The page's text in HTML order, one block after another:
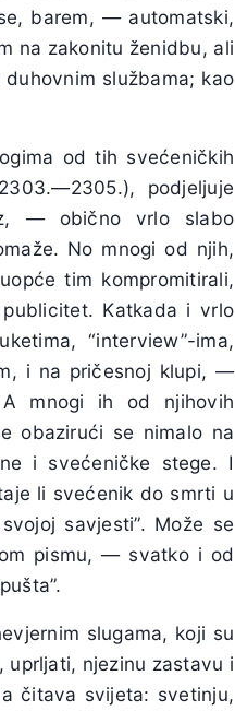
barem, — automatski,
na zakonitu ženidbu, ali
službama; kao
od tih svećeničkih
podjeljuje
— obično vrlo slabo
No mnogi od njih,
tim kompromitirali,
Katkada i vrlo
“interview”-ima,
i na pričesnoj klupi, —
mnogi ih od njihovih
obazirući se nimalo na
i svećeničke stege. I
li svećenik do smrti u
savjesti”. Može se
pismu, — svatko i od
slugama, koji su
uprljati, njezinu zastavu i
čitava svijeta: svetinju,